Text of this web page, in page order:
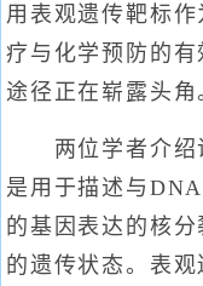
用表观遗传靶标作
疗与化学预防的有
途径正在崭露头角
两位学者介绍
是用于描述与
的基因表达的核
的遗传状态。表